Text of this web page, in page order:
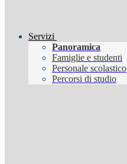
Servizi
Panoramica
Famiglie e studenti
Personale scolastico
Percorsi di studio